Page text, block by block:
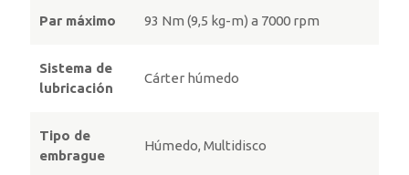
Par máximo 93 Nm (9,5 kg-m) a 7000 rpm
Sistema de
lubricación
Cárter húmedo
Tipo de
embrague
Húmedo, Multidisco